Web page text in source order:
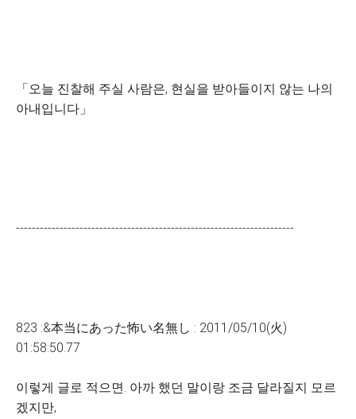
「오늘 진찰해 주실 사람은, 현실을 받아들이지 않는 나의
아내입니다」
----------------------------------------------------------------------
823 :&本当にあった怖い名無し : 2011/05/10(火)
01:58:50.77
이렇게 글로 적으면. 아까 했던 말이랑 조금 달라질지 모르
겠지만,